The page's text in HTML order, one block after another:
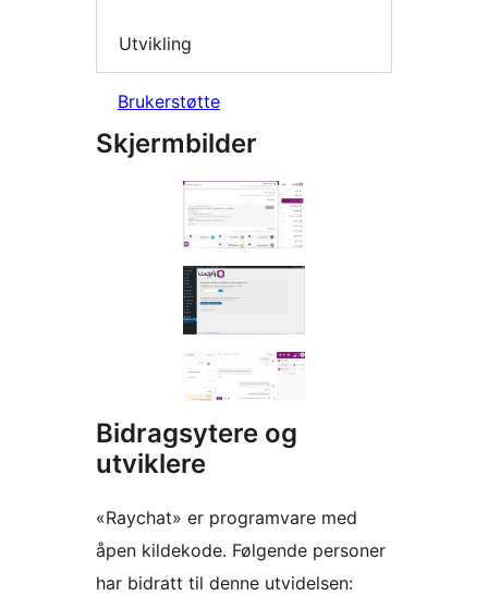
Utvikling
Brukerstøtte
Skjermbilder
Bidragsytere og
utviklere
«Raychat» er programvare med
åpen kildekode. Følgende personer
har bidratt til denne utvidelsen: